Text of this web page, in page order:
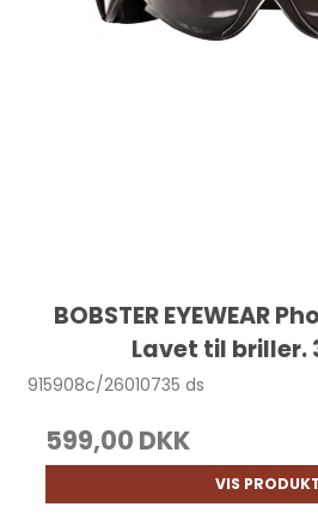
BOBSTER EYEWEAR
Lavet til briller.
915908c/26010735 ds
599,00 DKK
VIS